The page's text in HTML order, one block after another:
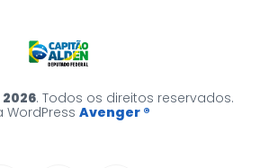
. Todos os direitos reservados.
WordPress Avenger ®